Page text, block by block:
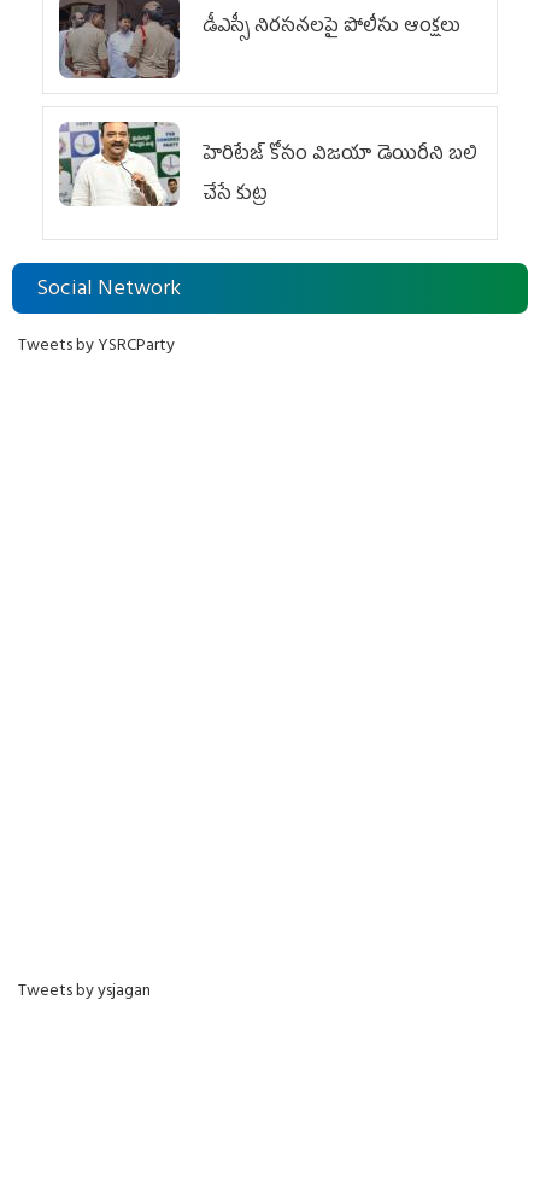
డీఎస్సీ నిరసనలపై పోలీసు ఆంక్షలు
హెరిటేజ్ కోసం విజయా డెయిరీని బలి
చేసే కుట్ర‌
Social Network
Tweets by YSRCParty
Tweets by ysjagan